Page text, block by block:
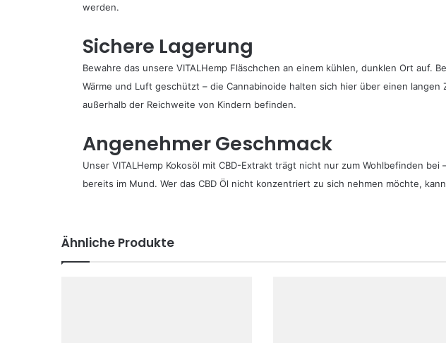
werden.
Sichere Lagerung
Bewahre das unsere VITALHemp Fläschchen an einem kühlen, dunklen Ort auf.
Wärme und Luft geschützt – die Cannabinoide halten sich hier über einen
außerhalb der Reichweite von Kindern befinden.
Angenehmer Geschmack
Unser VITALHemp Kokosöl mit CBD-Extrakt trägt nicht nur zum Wohlbefinden
bereits im Mund. Wer das CBD Öl nicht konzentriert zu sich nehmen möchte,
Ähnliche Produkte